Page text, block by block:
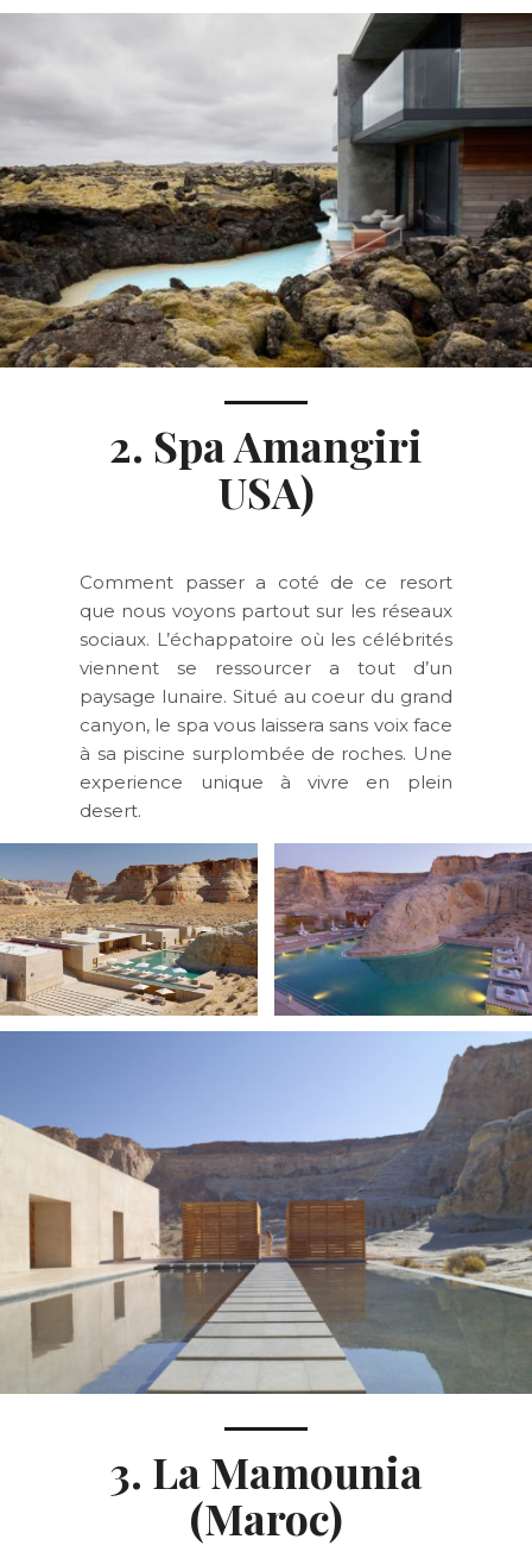
2. Spa Amangiri
USA)
Comment passer a coté de ce resort
que nous voyons partout sur les réseaux
sociaux. L’échappatoire où les célébrités
viennent se ressourcer a tout d’un
paysage lunaire. Situé au coeur du grand
canyon, le spa vous laissera sans voix face
à sa piscine surplombée de roches. Une
experience unique à vivre en plein
desert.
3. La Mamounia
(Maroc)